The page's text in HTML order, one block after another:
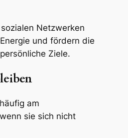
Netzwerken
und fördern die
Ziele.
am
sie sich nicht